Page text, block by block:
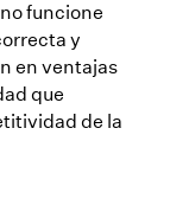
funcione
y
en ventajas
que
de la